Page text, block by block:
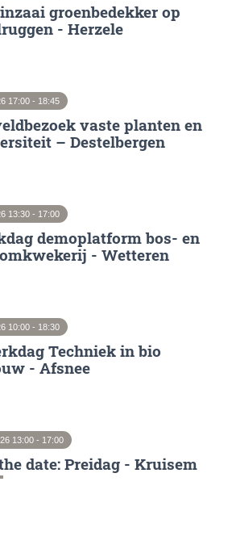
groenbedekker op
- Herzele
17:00 - 18:45
vaste planten en
– Destelbergen
13:30 - 17:00
demoplatform bos- en
- Wetteren
10:00 - 18:30
Techniek in bio
- Afsnee
13:00 - 17:00
date: Preidag - Kruisem